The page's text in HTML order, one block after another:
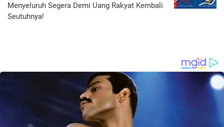
Menyeluruh Segera Demi Uang Rakyat Kembali
Seutuhnya!